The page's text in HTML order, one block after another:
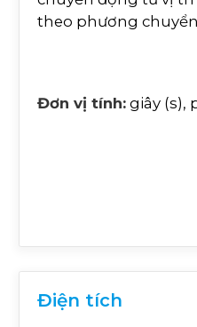
theo phương
Đơn vị tính: giây (s),
Điện tích